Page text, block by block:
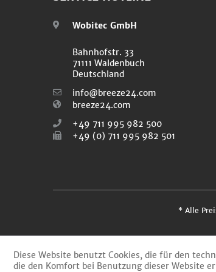
Wobitec GmbH
Bahnhofstr. 33
71111 Waldenbuch
Deutschland
info@breeze24.com
breeze24.com
+49 711 995 982 500
+49 (0) 711 995 982 501
* Alle
Diese Website benutzt Cookies, die für den
die den Komfort bei Benutzung dieser Website